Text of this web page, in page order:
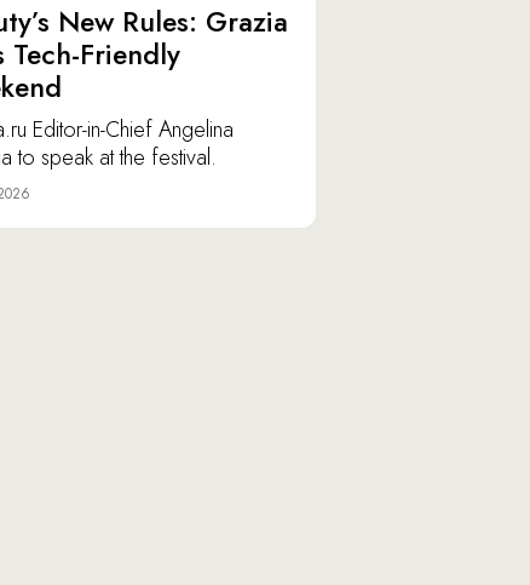
New Rules: Grazia
Tech-Friendly
Editor-in-Chief Angelina
to speak at the festival.